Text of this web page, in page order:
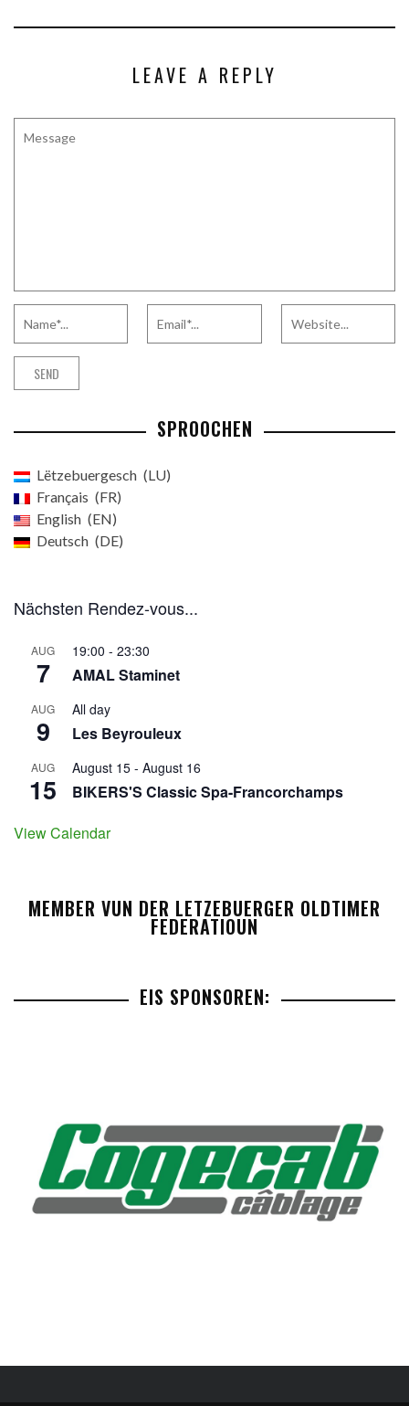
LEAVE A REPLY
SPROOCHEN
Lëtzebuergesch
LU
Français
FR
English
EN
Deutsch
DE
Nächsten Rendez-vous...
AUG
7
19:00 - 23:30
AMAL Staminet
AUG
9
All day
Les Beyrouleux
AUG
15
August 15 - August 16
BIKERS'S Classic Spa-Francorchamps
View Calendar
MEMBER VUN DER LETZEBUERGER OLDTIMER
FEDERATIOUN
EIS SPONSOREN: